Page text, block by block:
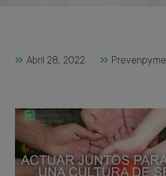
Abril 28, 2022 Prevenpyme